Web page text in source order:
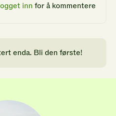
inn for å kommentere
enda. Bli den første!